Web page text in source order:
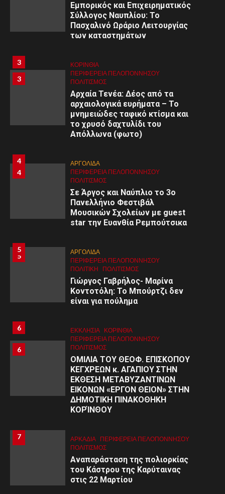
Εμπορικός και Επιχειρηματικός
Σύλλογος Ναυπλίου: Το
Πασχαλινό Ωράριο Λειτουργίας
των καταστημάτων
3
3
ΚΟΡΙΝΘΊΑ
ΠΕΡΙΦΈΡΕΙΑ ΠΕΛΟΠΟΝΝΉΣΟΥ
ΠΟΛΙΤΙΣΜΌΣ
Αρχαία Τενέα: Δέος από τα
αρχαιολογικά ευρήματα – Το
μνημειώδες ταφικό κτίσμα και
το χρυσό δαχτυλίδι του
Απόλλωνα (φωτο)
4
4
ΑΡΓΟΛΙΔΑ
ΠΕΡΙΦΈΡΕΙΑ ΠΕΛΟΠΟΝΝΉΣΟΥ
ΠΟΛΙΤΙΣΜΌΣ
Σε Άργος και Ναύπλιο το 3ο
Πανελλήνιο Φεστιβάλ
Μουσικών Σχολείων με guest
star την Ευανθία Ρεμπούτσικα
5
5
ΑΡΓΟΛΙΔΑ
ΠΕΡΙΦΈΡΕΙΑ ΠΕΛΟΠΟΝΝΉΣΟΥ
ΠΟΛΙΤΙΚΗ
ΠΟΛΙΤΙΣΜΌΣ
Γιώργος Γαβρήλος- Μαρίνα
Κοντοτόλη: Το Μπούρτζι δεν
είναι για πούλημα
6
6 ΕΚΚΛΗΣΙΑ ΚΟΡΙΝΘΊΑ
ΠΕΡΙΦΈΡΕΙΑ ΠΕΛΟΠΟΝΝΉΣΟΥ
ΠΟΛΙΤΙΣΜΌΣ
ΟΜΙΛΙΑ ΤΟΥ ΘΕΟΦ. ΕΠΙΣΚΟΠΟΥ
ΚΕΓΧΡΕΩΝ κ. ΑΓΑΠΙΟΥ ΣΤΗΝ
ΕΚΘΕΣΗ ΜΕΤΑΒΥΖΑΝΤΙΝΩΝ
ΕΙΚΟΝΩΝ «ΕΡΓΟΝ ΘΕΙΟΝ» ΣΤΗΝ
ΔΗΜΟΤΙΚΗ ΠΙΝΑΚΟΘΗΚΗ
ΚΟΡΊΝΘΟΥ
7
7 ΑΡΚΑΔΊΑ ΠΕΡΙΦΈΡΕΙΑ ΠΕΛΟΠΟΝΝΉΣΟΥ
ΠΟΛΙΤΙΣΜΌΣ
Αναπαράσταση της πολιορκίας
του Κάστρου της Καρύταινας
στις 22 Μαρτίου